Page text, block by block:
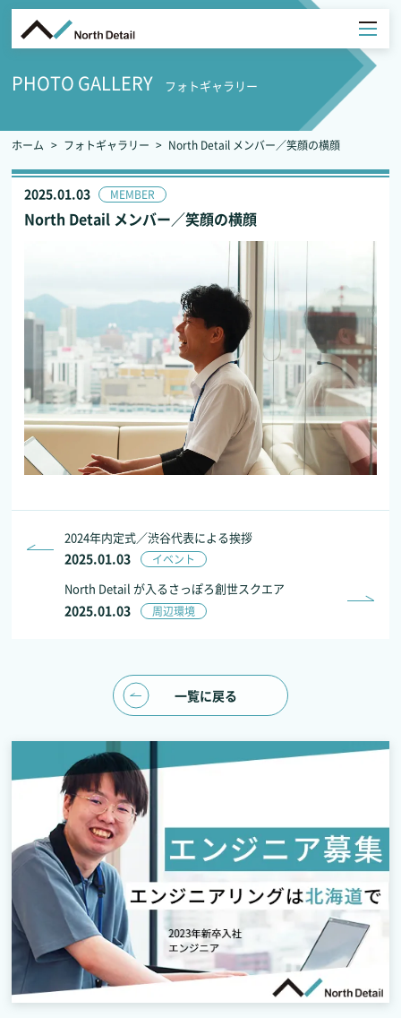
PHOTO GALLERY フォトギャラリー
ホーム フォトギャラリー North Detail メンバー／笑顔の横顔
2025.01.03 MEMBER
North Detail メンバー／笑顔の横顔
2025.01.03 イベント
2024年内定式／渋谷代表による挨拶
2025.01.03 周辺環境
North Detail が入るさっぽろ創世スクエア
一覧に戻る